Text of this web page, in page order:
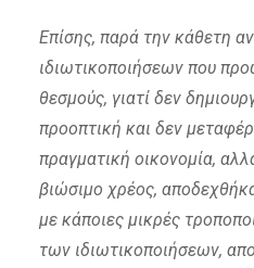
Επίσης, παρά την κάθετη
ιδιωτικοποιήσεων που
θεσμούς, γιατί δεν
προοπτική και δεν
πραγματική οικονομία,
βιώσιμο χρέος,
με κάποιες μικρές
των ιδιωτικοποιήσεων,